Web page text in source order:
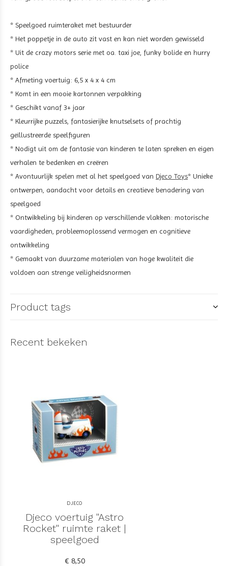
* Speelgoed ruimteraket met bestuurder
* Het poppetje in de auto zit vast en kan niet worden gewisseld
* Uit de crazy motors serie met oa. taxi joe, funky bolide en hurry
police
* Afmeting voertuig: 6,5 x 4 x 4 cm
* Komt in een mooie kartonnen verpakking
* Geschikt vanaf 3+ jaar
* Kleurrijke puzzels, fantasierijke knutselsets of prachtig
geïllustreerde speelfiguren
* Nodigt uit om de fantasie van kinderen te laten spreken en eigen
verhalen te bedenken en creëren
* Avontuurlijk spelen met al het speelgoed van Djeco Toys* Unieke
ontwerpen, aandacht voor details en creatieve benadering van
speelgoed
* Ontwikkeling bij kinderen op verschillende vlakken: motorische
vaardigheden, probleemoplossend vermogen en cognitieve
ontwikkeling
* Gemaakt van duurzame materialen van hoge kwaliteit die
voldoen aan strenge veiligheidsnormen
Product tags
Recent bekeken
DJECO
Djeco voertuig "Astro
Rocket" ruimte raket |
speelgoed
€ 8,50